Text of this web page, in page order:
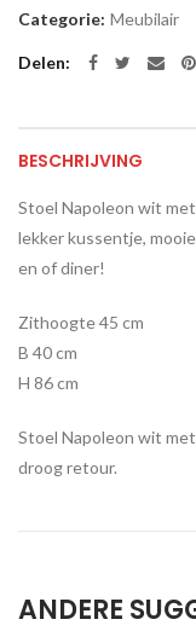
Categorie: Meubilair
Delen
BESCHRIJVING
Stoel Napoleon wit
lekker kussentje,
en of diner!
Zithoogte 45 cm
B 40 cm
H 86 cm
Stoel Napoleon wit
droog retour.
ANDERE